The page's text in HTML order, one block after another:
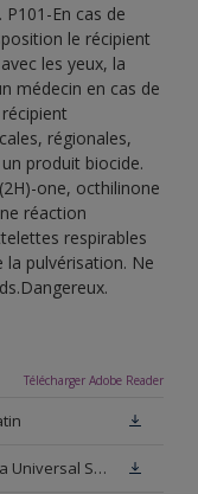
En cas de
le récipient
les yeux, la
médecin en cas de
régionales,
produit biocide.
one, octhilinone
réaction
respirables
pulvérisation. Ne
Télécharger Adobe Reader
Fiche de données de sécurité Alpha Universal Satin Base N00